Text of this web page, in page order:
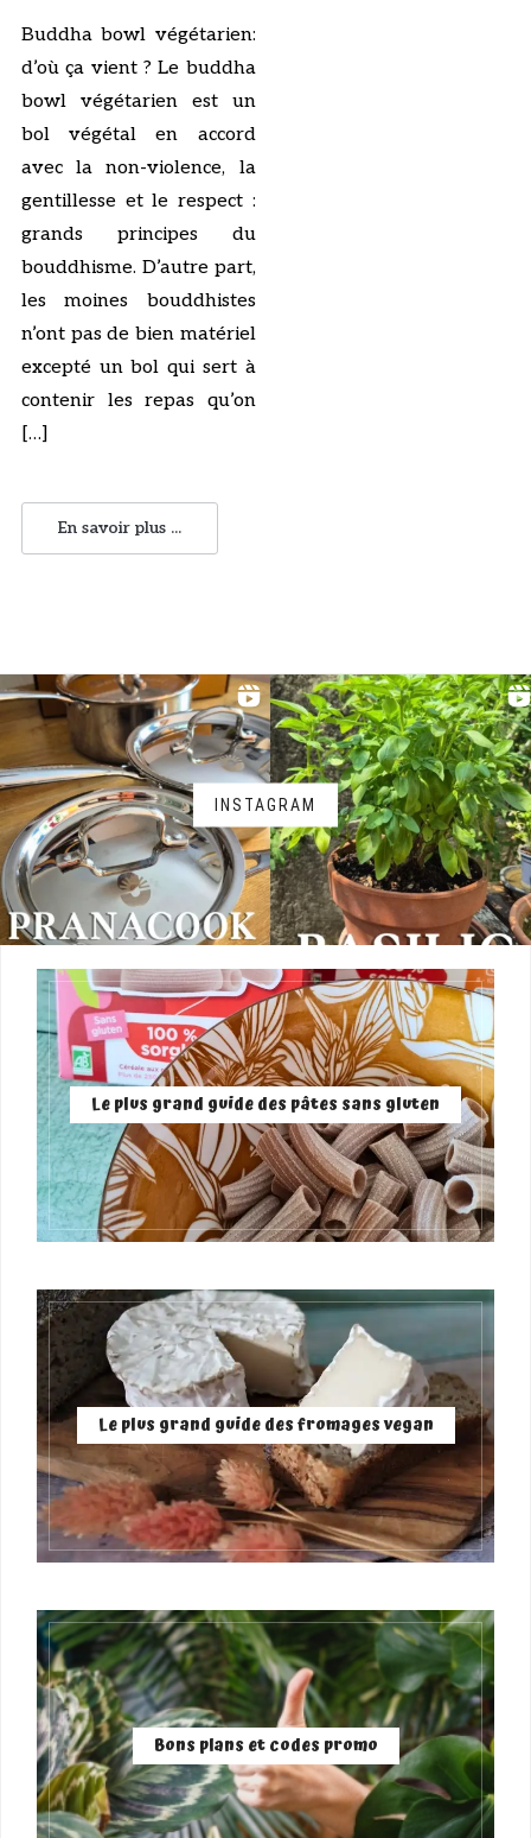
Buddha bowl végétarien:
d’où ça vient ? Le buddha
bowl végétarien est un
bol végétal en accord
avec la non-violence, la
gentillesse et le respect :
grands principes du
bouddhisme. D’autre part,
les moines bouddhistes
n’ont pas de bien matériel
excepté un bol qui sert à
contenir les repas qu’on
[…]
En savoir plus ...
INSTAGRAM
Le plus grand guide des pâtes sans gluten
Le plus grand guide des fromages vegan
Bons plans et codes promo